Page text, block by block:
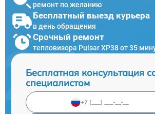
ремонт по желанию
Бесплатный выезд курьера
в день обращения
Срочный ремонт
тепловизора Pulsar XP38 от 35
Бесплатная консультация
специалистом